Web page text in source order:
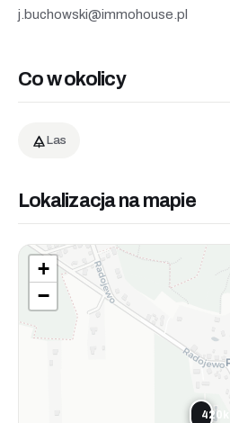
j.buchowski@immohouse.pl
Co w okolicy
Las
Lokalizacja na mapie
420k
+
−